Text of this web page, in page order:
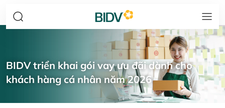
BIDV triển khai gói vay ưu đãi dành cho
khách hàng cá nhân năm 2026